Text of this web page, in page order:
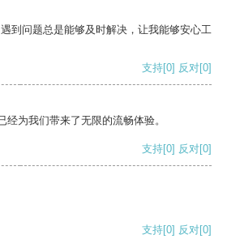
到问题总是能够及时解决，让我能够安心工
支持[0] 反对[0]
为我们带来了无限的流畅体验。
支持[0] 反对[0]
支持[0] 反对[0]